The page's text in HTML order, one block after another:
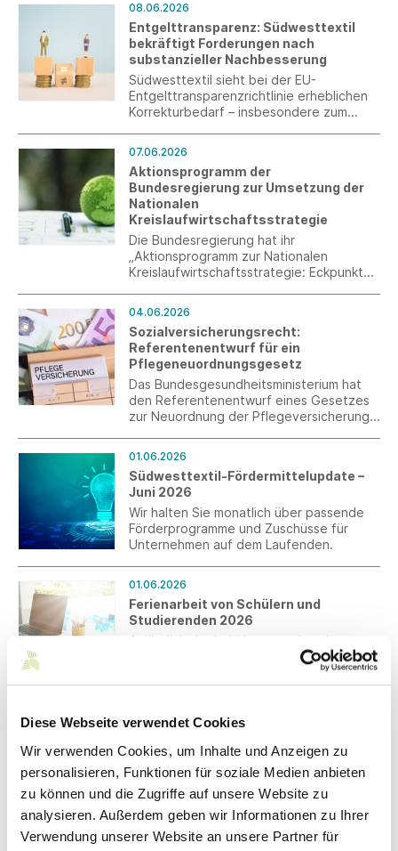
Diese Webseite verwendet Cookies
Wir verwenden Cookies, um Inhalte und Anzeigen zu
personalisieren, Funktionen für soziale Medien anbieten
zu können und die Zugriffe auf unsere Website zu
analysieren. Außerdem geben wir Informationen zu Ihrer
Verwendung unserer Website an unsere Partner für
08.06.2026
Entgelttransparenz: Südwesttextil
bekräftigt Forderungen nach
substanzieller Nachbesserung
Südwesttextil sieht bei der EU-
Entgelttransparenzrichtlinie erheblichen
Korrekturbedarf – insbesondere zum
07.06.2026
Aktionsprogramm der
Bundesregierung zur Umsetzung der
Nationalen
Kreislaufwirtschaftsstrategie
Die Bundesregierung hat ihr
„Aktionsprogramm zur Nationalen
Kreislaufwirtschaftsstrategie: Eckpunkte
wie sie – zusätzlich zur nationalen
Gesetzgebung und der Umsetzung der
EU-Verordnungen – kurzfristig Impulse für
die Kreislaufwirtschaft setzen möchte.
04.06.2026
Sozialversicherungsrecht:
Referentenentwurf für ein
Pflegeneuordnungsgesetz
Das Bundesgesundheitsministerium hat
den Referentenentwurf eines Gesetzes
zur Neuordnung der Pflegeversicherung
01.06.2026
Südwesttextil-Fördermittelupdate –
Juni 2026
Wir halten Sie monatlich über passende
Förderprogramme und Zuschüsse für
Unternehmen auf dem Laufenden.
01.06.2026
Ferienarbeit von Schülern und
Studierenden 2026
Anlässlich der bald bevorstehenden
zusammenhängenden Einstellung von
Schülern und Studierenden erhalten Sie
Beschäftigung von Ferienarbeitenden.
Strompreiskompensation:
Antragsfrist endet am 17.08.2026
Das Ende der Frist für die Beantragung
das Abrechnungsjahr 2025 endet am
17.08.2026.